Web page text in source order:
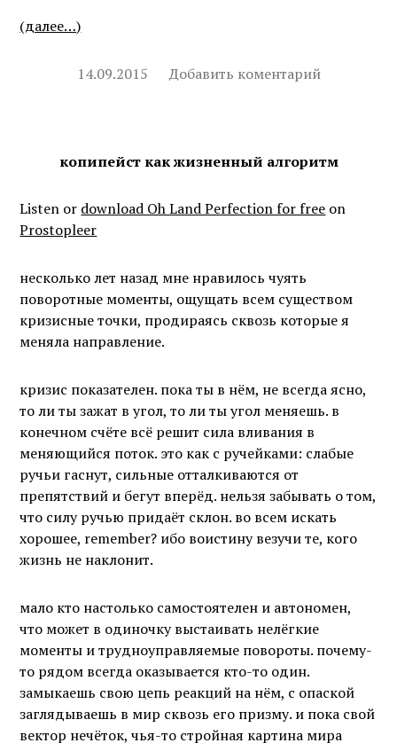
(далее…)
14.09.2015 Добавить коментарий
копипейст как жизненный алгоритм
Listen or download Oh Land Perfection for free on
Prostopleer
несколько лет назад мне нравилось чуять
поворотные моменты, ощущать всем существом
кризисные точки, продираясь сквозь которые я
меняла направление.
кризис показателен. пока ты в нём, не всегда ясно,
то ли ты зажат в угол, то ли ты угол меняешь. в
конечном счёте всё решит сила вливания в
меняющийся поток. это как с ручейками: слабые
ручьи гаснут, сильные отталкиваются от
препятствий и бегут вперёд. нельзя забывать о том,
что силу ручью придаёт склон. во всем искать
хорошее, remember? ибо воистину везучи те, кого
жизнь не наклонит.
мало кто настолько самостоятелен и автономен,
что может в одиночку выстаивать нелёгкие
моменты и трудноуправляемые повороты. почему-
то рядом всегда оказывается кто-то один.
замыкаешь свою цепь реакций на нём, с опаской
заглядываешь в мир сквозь его призму. и пока свой
вектор нечёток, чья-то стройная картина мира